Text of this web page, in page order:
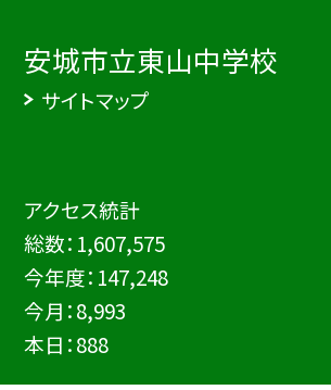
安城市立東山中学校
サイトマップ
アクセス統計
総数： 1,607,575
今年度： 147,248
今月：8,993
本日：888